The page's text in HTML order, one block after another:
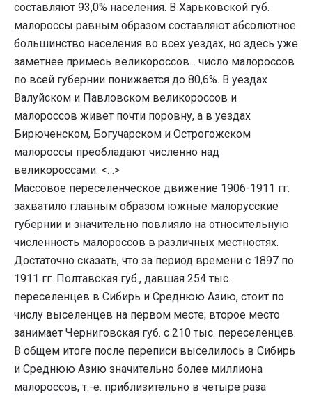
составляют 93,0% населения. В Харьковской губ.
малороссы равным образом составляют абсолютное
большинство населения во всех уездах, но здесь уже
заметнее примесь великороссов... число малороссов
по всей губернии понижается до 80,6%. В уездах
Валуйском и Павловском великороссов и
малороссов живет почти поровну, а в уездах
Бирюченском, Богучарском и Острогожском
малороссы преобладают численно над
великороссами. <…>
Массовое переселенческое движение 1906-1911 гг.
захватило главным образом южные малорусские
губернии и значительно повлияло на относительную
численность малороссов в различных местностях.
Достаточно сказать, что за период времени с 1897 по
1911 гг. Полтавская губ., давшая 254 тыс.
переселенцев в Сибирь и Среднюю Азию, стоит по
числу выселенцев на первом месте; второе место
занимает Черниговская губ. с 210 тыс. переселенцев.
В общем итоге после переписи выселилось в Сибирь
и Среднюю Азию значительно более миллиона
малороссов, т.-е. приблизительно в четыре раза